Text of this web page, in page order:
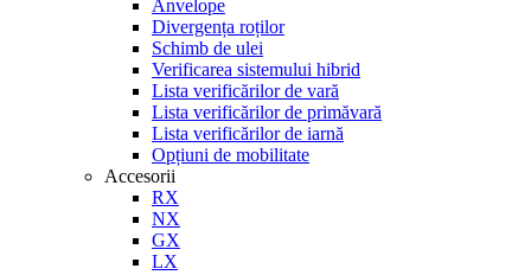
Anvelope
Divergența roților
Schimb de ulei
Verificarea sistemului hibrid
Lista verificărilor de vară
Lista verificărilor de primăvară
Lista verificărilor de iarnă
Opțiuni de mobilitate
Accesorii
RX
NX
GX
LX